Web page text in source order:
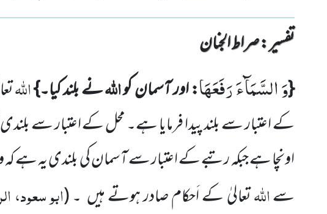
تفسیر : ‎صراط الجنان
{وَ السَّمَآءَ رَفَعَهَا: اور آسمان کواللہنے بلند کیا۔}اللہ
کے اعتبار سے بلند پیدا فرمایا ہے۔ محل کے اعتبار سے
اونچا ہے جبکہ رتبے کے اعتبار سے آسمان کی بلندی یہ ہے
سےاللہتعالیٰ کے اَحکام صادر ہوتے ہیں ۔(ابو سعود،